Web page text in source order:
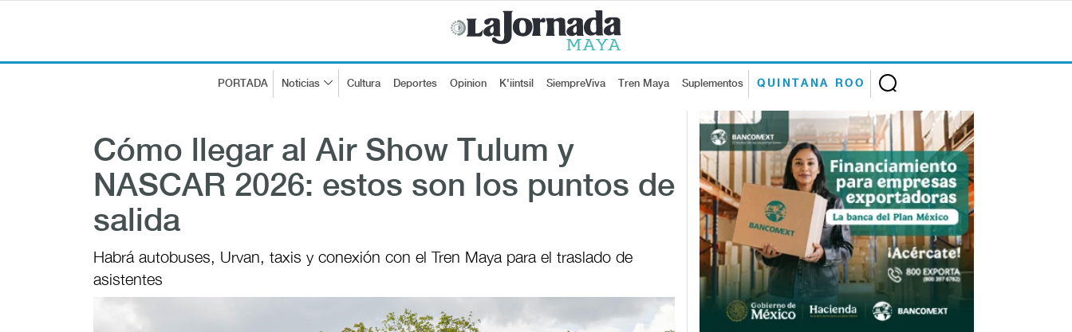
PORTADA Noticias Cultura Deportes Opinion K'iintsil SiempreViva Tren Maya Suplementos QUINTANA ROO
Cómo llegar al Air Show Tulum y
NASCAR 2026: estos son los puntos de
salida
Habrá autobuses, Urvan, taxis y conexión con el Tren Maya para el traslado de
asistentes